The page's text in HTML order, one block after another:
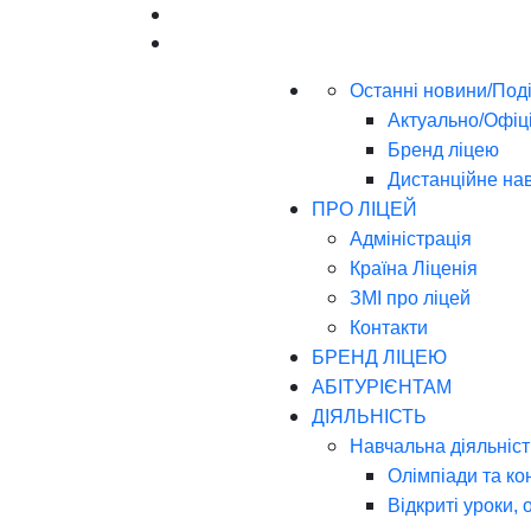
Останні новини/
Актуально/
Бренд ліцею
Дистанційне
ПРО ЛІЦЕЙ
Адміністрація
Країна Ліценія
ЗМІ про ліцей
Контакти
БРЕНД ЛІЦЕЮ
АБІТУРІЄНТАМ
ДІЯЛЬНІСТЬ
Навчальна
Олімпіади та
Відкриті уроки,